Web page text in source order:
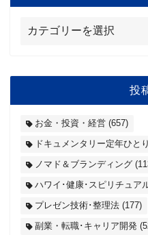
投
お金・投資・経営 (657)
ドキュメンタリー定年ひと
ノマド＆ブランディング
ハワイ･健康･スピリチュア
プレゼン技術･整理法 (177)
副業・転職･キャリア開発